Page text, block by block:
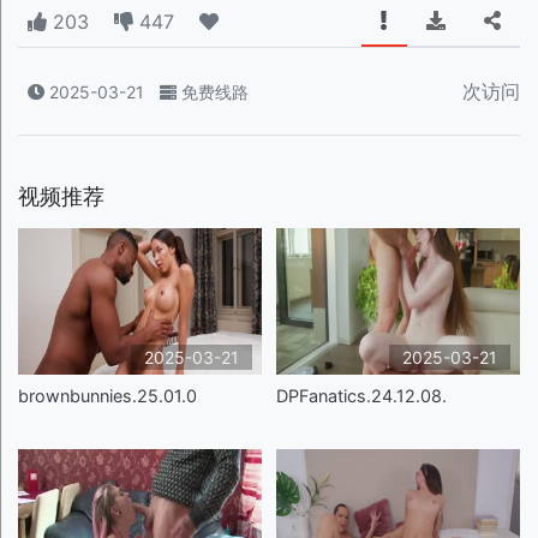
203 447
2025-03-21 免费线路 次访问
视频推荐
2025-03-21
brownbunnies.25.01.0
2025-03-21
DPFanatics.24.12.08.